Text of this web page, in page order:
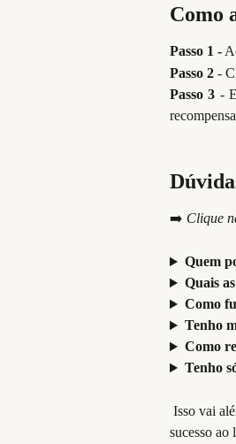
Como
Passo 1 -
Passo 2 -
Passo 3 -
➡️ Clique
Quem
Quais
Como
Tenho
Como
Tenho
sucesso ao